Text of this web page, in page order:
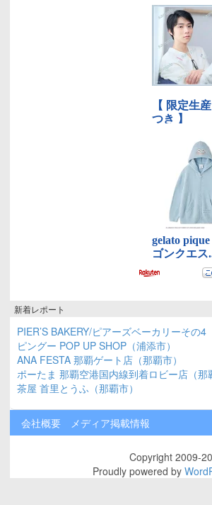
新着レポート
PIER’S BAKERY/ピアーズベーカリーその4
ピングー POP UP SHOP（浦添市）
ANA FESTA 那覇ゲート店（那覇市）
ポーたま 那覇空港国内線到着ロビー店（那
茶屋 首里とうふ（那覇市）
会社概要 メディア掲載情報
Copyright 2009-
Proudly powered by